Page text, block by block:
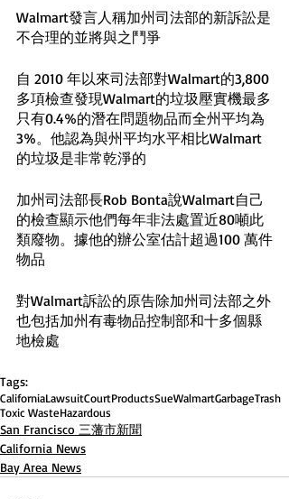
Walmart發言人稱加州司法部的新訴訟是
不合理的並將與之鬥爭
自 2010 年以來司法部對Walmart的3,800
多項檢查發現Walmart的垃圾壓實機最多
只有0.4%的潛在問題物品而全州平均為
3%。他認為與州平均水平相比Walmart
的垃圾是非常乾淨的
加州司法部長Rob Bonta說Walmart自己
的檢查顯示他們每年非法處置近80噸此
類廢物。據他的辦公室估計超過100 萬件
物品
對Walmart訴訟的原告除加州司法部之外
也包括加州有毒物品控制部和十多個縣
地檢處
Tags:
CaliforniaLawsuitCourtProductsSueWalmartGarbageTrash
Toxic WasteHazardous
San Francisco 三藩市新聞
California News
Bay Area News